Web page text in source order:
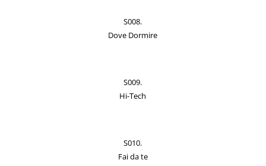
S008.
Dove Dormire
S009.
Hi-Tech
S010.
Fai da te